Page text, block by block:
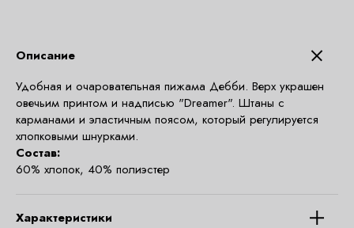
Описание
Удобная и очаровательная пижама Дебби. Верх украшен
овечьим принтом и надписью "Dreamer". Штаны c
карманами и эластичным поясом, который регулируется
хлопковыми шнурками.
Состав:
60% хлопок, 40% полиэстер
Характеристики